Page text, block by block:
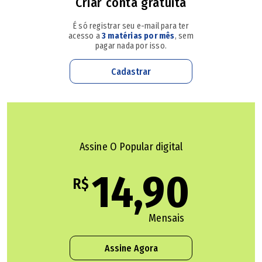
Estou tomando antialérgico por conta da fumaça.
Meus filhos também estão ruins",disse Fernanda
Fernanda Cardoso também disse que a fumaça está 'por
toda a cidade' e que os focos de incêndio são 'uma
preocupação de todos'. Outro morador fez uma postagem
com a fumaça ao fundo e escreveu:'Onde nós vamos
É só registrar seu e-mail para ter
acesso a3 matérias por mês, sem
pagar nada por isso.
Cadastrar
Assine O Popular digital
R$ 14,90
Mensais
Assine Agora